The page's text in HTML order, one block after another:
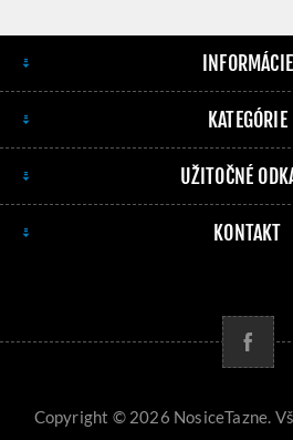
INFORMÁCIE
KATEGÓRIE
UŽITOČNÉ
KONTAKT
Copyright © 2026 NosiceTazne.